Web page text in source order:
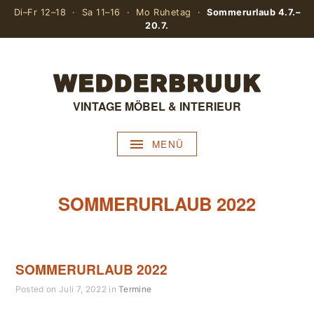
Di–Fr 12–18 · Sa 11–16 · Mo Ruhetag ·Sommerurlaub 4.7.–
20.7.
VINTAGE MÖBEL & INTERIEUR
MENÜ
SOMMERURLAUB 2022
SOMMERURLAUB 2022
Posted on Juli 7, 2022 inTermine